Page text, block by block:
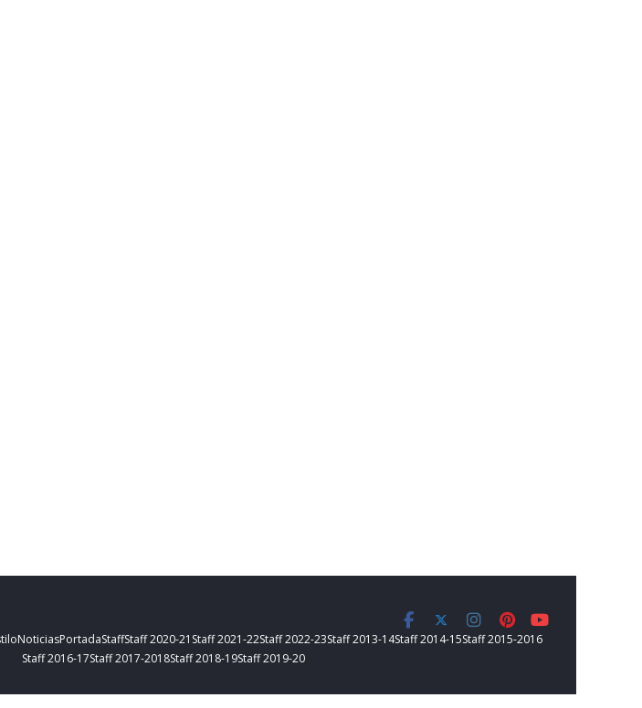
NoticiasPortadaStaffStaff 2020-21 Staff 2021-22Staff 2022-23Staff 2013-14Staff 2014-15Staff 2015-2016
Staff 2016-17Staff 2017-2018Staff 2018-19Staff 2019-20